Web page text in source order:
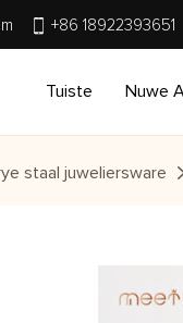
+86 18922393651
Tuiste Nuwe
staal juweliersware